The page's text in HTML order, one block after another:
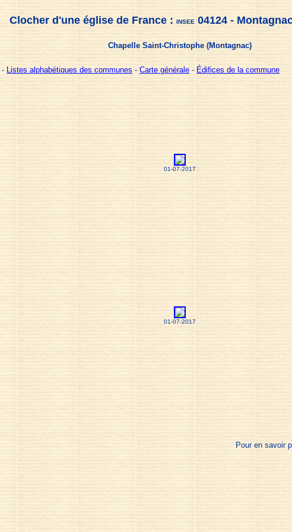
Clocher d'une église de France : INSEE 04124 -
Chapelle Saint-Christophe (Montagnac)
- Listes alphabétiques des communes - Carte générale - Édifices de la commune
01-07-2017
01-07-2017
Pour en savoir